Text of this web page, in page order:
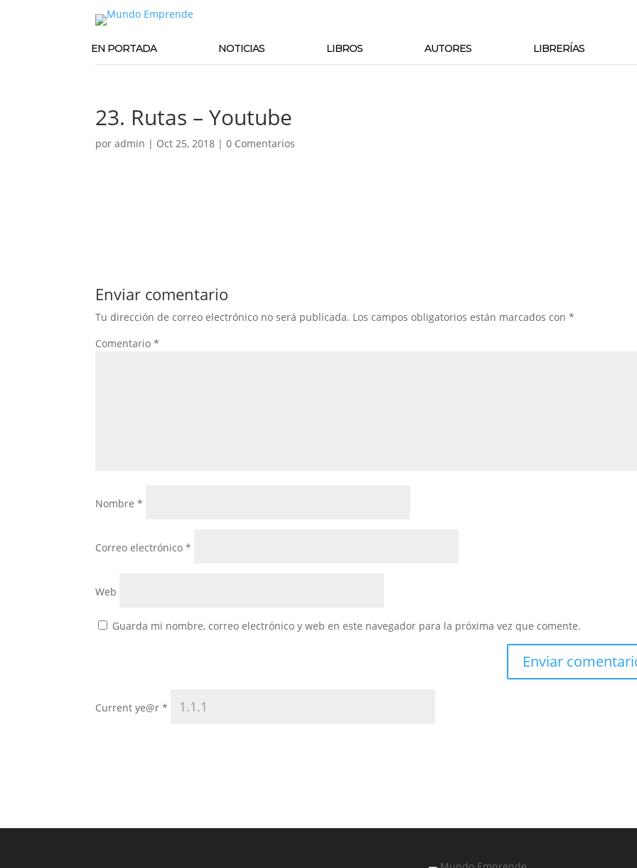
EN PORTADA NOTICIAS LIBROS AUTORES LIBRERÍAS
23. Rutas – Youtube
poradmin | Oct 25, 2018 |0 Comentarios
Enviar comentario
Tu dirección de correo electrónico no será publicada. Los campos obligatorios están marcados con*
Comentario*
Nombre*
Correo electrónico*
Web
Guarda mi nombre, correo electrónico y web en este navegador para la próxima vez que comente.
Current ye@r*